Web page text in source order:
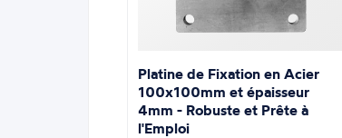
Platine de Fixation en Acier
100x100mm et épaisseur
4mm - Robuste et Prête à
l'Emploi